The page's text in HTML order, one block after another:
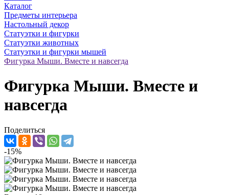
Каталог
Предметы интерьера
Настольный декор
Статуэтки и фигурки
Статуэтки животных
Статуэтки и фигурки мышей
Фигурка Мыши. Вместе и навсегда
Фигурка Мыши. Вместе и
навсегда
Поделиться
-15%